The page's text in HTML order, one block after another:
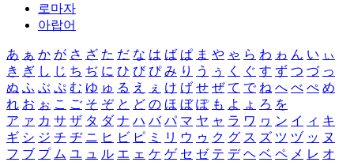
로마자
아랍어
あ ぁ か が さ ざ た だ な は ば ぱ ま や ゃ ら わ ゎ ん い ぃ
き ぎ し じ ち ぢ に ひ び ぴ み り う ぅ く ぐ す ず つ づ っ
ぬ ふ ぶ ぷ む ゆ ゅ る え ぇ け げ せ ぜ て で ね へ べ ぺ め
れ お ぉ こ ご そ ぞ と ど の ほ ぼ ぽ も よ ょ ろ を
ア ァ カ サ ザ タ ダ ナ ハ バ パ マ ヤ ャ ラ ワ ヮ ン イ ィ キ
ギ シ ジ チ ヂ ニ ヒ ビ ピ ミ リ ウ ゥ ク グ ス ズ ツ ヅ ッ ヌ
フ ブ プ ム ユ ュ ル エ ェ ケ ゲ セ ゼ テ デ ヘ ベ ペ メ レ オ